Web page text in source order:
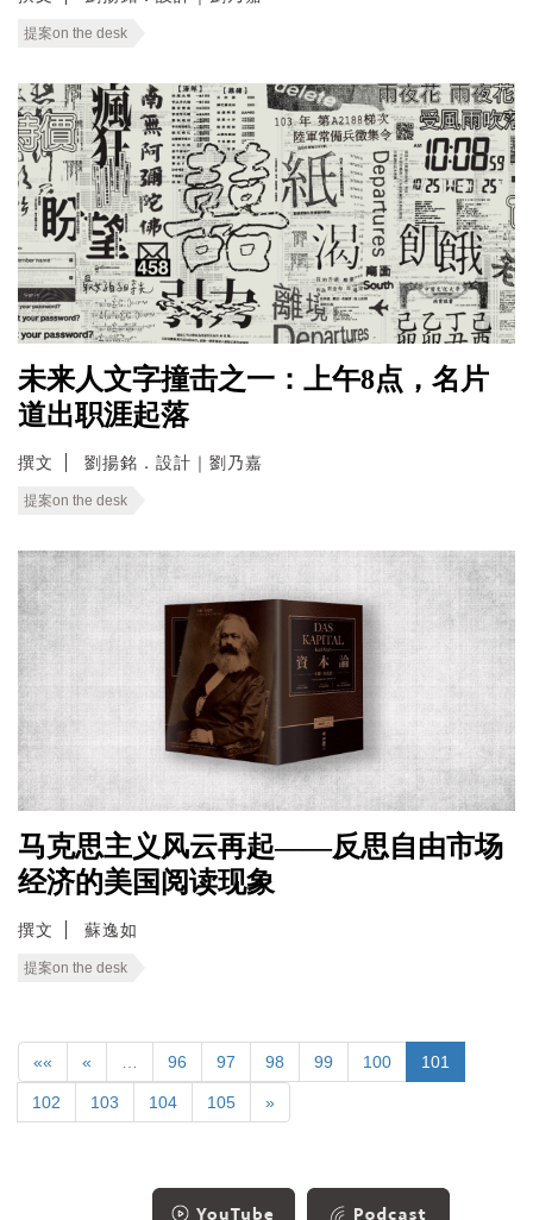
提案on the desk
未来人文字撞击之一：上午8点，名片
道出职涯起落
撰文 劉揚銘．設計｜劉乃嘉
提案on the desk
马克思主义风云再起——反思自由市场
经济的美国阅读现象
撰文 蘇逸如
提案on the desk
«« « 96 97 98 99 100 101
102 103 104 105 »